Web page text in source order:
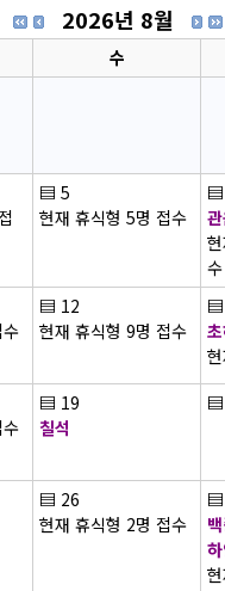
2026년 8월
수
▤ 5
현재 휴식형 5명 접수
▤
수
▤ 12
현재 휴식형 9명 접수
▤
▤ 19
칠석
▤
▤ 26
현재 휴식형 2명 접수
▤